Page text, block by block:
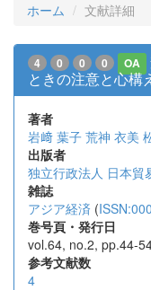
ホーム 文献詳細
4 0 0 0 OA
ときの注意と心構
著者
岩﨑 葉子 荒神 衣美
出版者
独立行政法人 日本貿
雑誌
アジア経済 (
巻号頁・発行日
vol.64, no.2, pp.44-
参考文献数
4